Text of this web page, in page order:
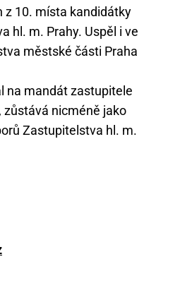
z 10. místa kandidátky
hl. m. Prahy. Uspěl i ve
městské části Praha
na mandát zastupitele
zůstává nicméně jako
Zastupitelstva hl. m.